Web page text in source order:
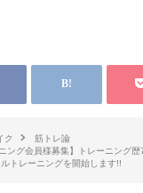
ク
筋トレ論
ング会員様募集】トレーニング
トレーニングを開始します!!